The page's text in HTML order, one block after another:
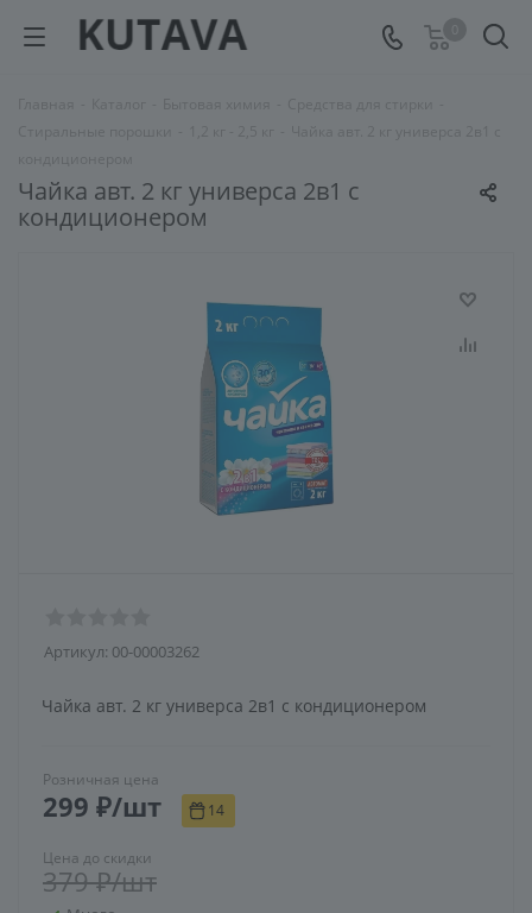
Чайка авт. 2 кг универса 2в1 с
кондиционером
Артикул: 00-00003262
Чайка авт. 2 кг универса 2в1 с кондиционером
Розничная цена
299 ₽/шт 14
Цена до скидки
379₽/шт